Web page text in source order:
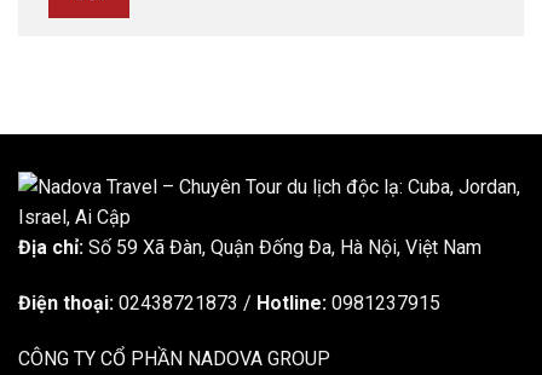
Địa chỉ: Số 59 Xã Đàn, Quận Đống Đa, ​​Hà Nội, Việt Nam
Điện thoại: 02438721873 / Hotline: 0981237915
CÔNG TY CỔ PHẦN NADOVA GROUP